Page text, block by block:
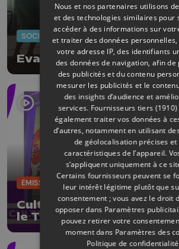
SOCIÉTÉ
Evasion musicale à la
ÉMISSIONS
CultureL au Festival
le Théâtre des Doms
Nous et nos partenaires utilisons
et des technologies similaires pour
accéder à des informations sur
et traiter des données
votre adresse IP, des identifiants
des données de navigation, afin
des publicités et du contenu
mesurer les publicités et le
des insights d’audience et
services. Fournisseurs tiers (1910)
également traiter vos données à
d’autres, notamment en utilisant
de géolocalisation précises et
caractéristiques de l’appareil.
s’appliquent uniquement à ce
Certains fournisseurs peuvent se
leur intérêt légitime plutôt que
consentement ; vous avez le droit
opposer dans Paramètres
pouvez retirer votre
moment dans Paramètres des
Politique de confidentialité